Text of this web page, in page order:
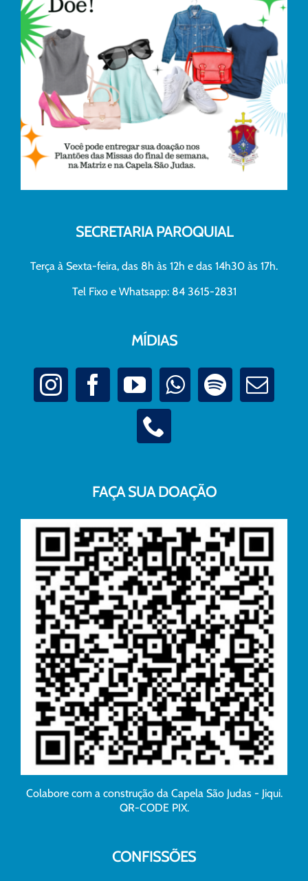
SECRETARIA PAROQUIAL
Terça à Sexta-feira, das 8h às 12h e das 14h30 às 17h.
Tel Fixo e Whatsapp: 84 3615-2831
MÍDIAS
FAÇA SUA DOAÇÃO
Colabore com a construção da Capela São Judas - Jiqui.
QR-CODE PIX.
CONFISSÕES